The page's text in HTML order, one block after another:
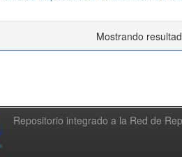
Mostrando
Repositorio integrado a la Red de